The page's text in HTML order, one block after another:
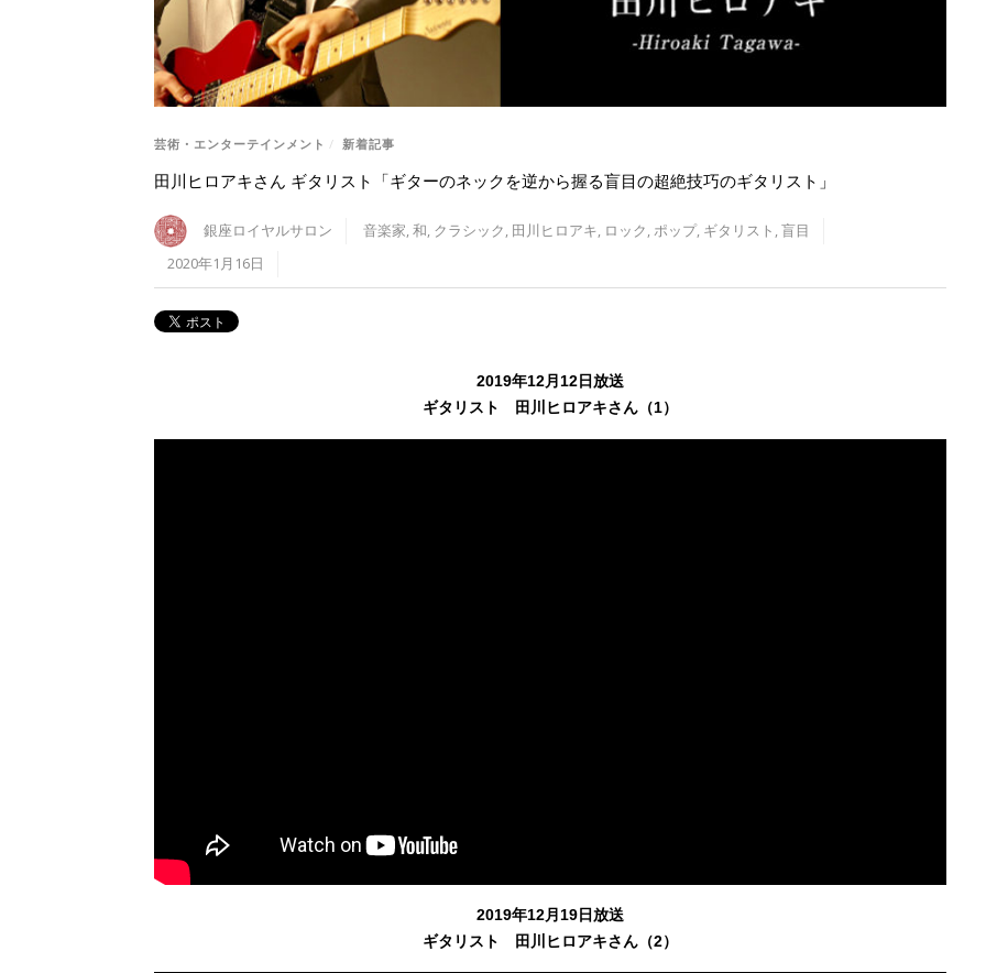
芸術・エンターテインメント / 新着記事
田川ヒロアキさん ギタリスト「ギターのネックを逆から握る盲目の超絶技巧のギタリスト」
銀座ロイヤルサロン 音楽家,和, クラシック, 田川ヒロアキ, ロック,ポップ, ギタリスト ,盲目
2020年1月16日
2019年12月12日放送
ギタリスト 田川ヒロアキさん（1）
2019年12月19日放送
ギタリスト 田川ヒロアキさん（2）